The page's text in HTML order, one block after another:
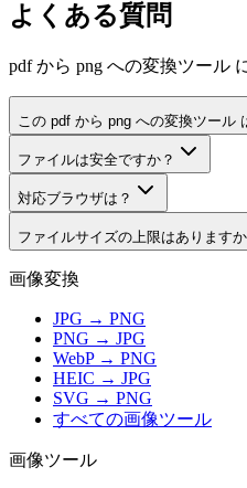
よくある質問
pdf から png への変換ツール
この pdf から png への変換ツール
ファイルは安全ですか？
対応ブラウザは？
ファイルサイズの上限はありますか
画像変換
JPG → PNG
PNG → JPG
WebP → PNG
HEIC → JPG
SVG → PNG
すべての画像ツール
画像ツール